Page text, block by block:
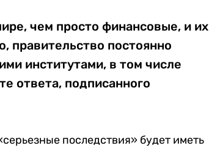
чем просто финансовые, и их
правительство постоянно
институтами, в том числе
ответа, подписанного
последствия» будет иметь